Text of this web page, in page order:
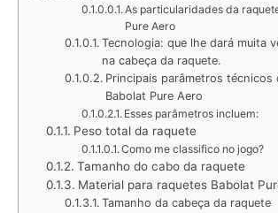
As particularidades da
Pure Aero
Tecnologia: que lhe dará muita
na cabeça da raquete.
Principais parâmetros técnicos
Babolat Pure Aero
Esses parâmetros incluem:
Peso total da raquete
Como me classifico no jogo?
Tamanho do cabo da raquete
Material para raquetes Babolat
Tamanho da cabeça da raquete